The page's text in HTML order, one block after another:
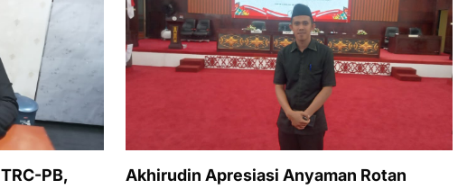
PB,
Akhirudin Apresiasi Anyaman Rotan